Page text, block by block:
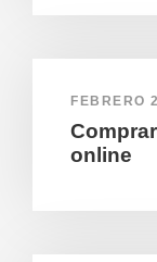
FEBRERO
online